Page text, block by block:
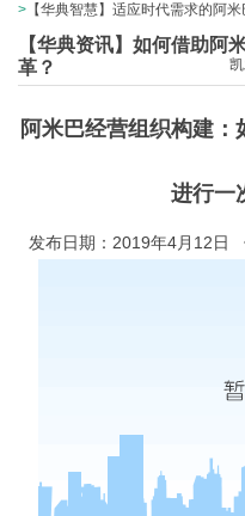
> 【华典智慧】适应时代需求的阿
【华典资讯】如何借助阿
革？
阿米巴经营组织构建：
进行一
发布日期：2019年4月12